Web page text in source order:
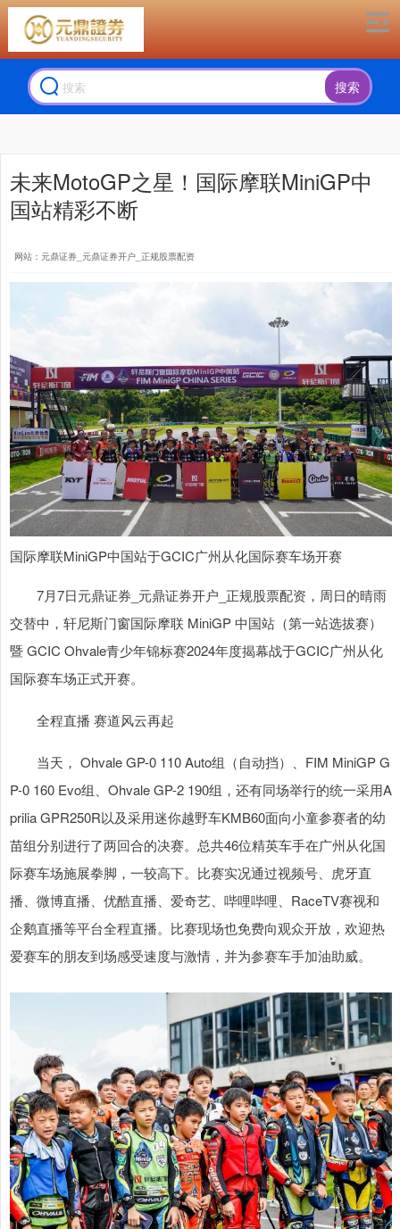
搜索
未来MotoGP之星！国际摩联MiniGP中
国站精彩不断
网站：元鼎证券_元鼎证券开户_正规股票配资
国际摩联MiniGP中国站于GCIC广州从化国际赛车场开赛
7月7日元鼎证券_元鼎证券开户_正规股票配资，周日的晴雨
交替中，轩尼斯门窗国际摩联 MiniGP 中国站（第一站选拔赛）
暨 GCIC Ohvale青少年锦标赛2024年度揭幕战于GCIC广州从化
国际赛车场正式开赛。
全程直播 赛道风云再起
当天， Ohvale GP-0 110 Auto组（自动挡）、FIM MiniGP G
P-0 160 Evo组、Ohvale GP-2 190组，还有同场举行的统一采用A
prilia GPR250R以及采用迷你越野车KMB60面向小童参赛者的幼
苗组分别进行了两回合的决赛。总共46位精英车手在广州从化国
际赛车场施展拳脚，一较高下。比赛实况通过视频号、虎牙直
播、微博直播、优酷直播、爱奇艺、哔哩哔哩、RaceTV赛视和
企鹅直播等平台全程直播。比赛现场也免费向观众开放，欢迎热
爱赛车的朋友到场感受速度与激情，并为参赛车手加油助威。